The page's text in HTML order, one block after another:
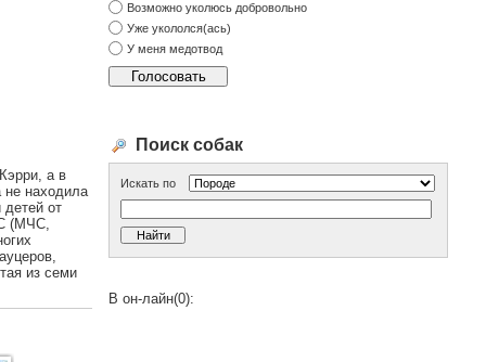
а в
не находила
от
(МЧС,
из семи
Возможно уколюсь добровольно
Уже укололся(ась)
У меня медотвод
Поиск собак
Искать по
В он-лайн(0):